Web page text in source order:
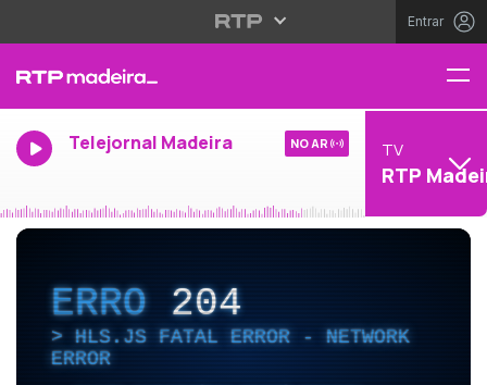
Entrar
Telejornal Madeira NO AR TV
RTP
ERRO204
HLS.JS FATAL ERROR - NETWORK
ERROR